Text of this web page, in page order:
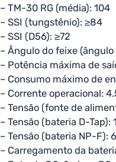
– TM-30 RG (média): 104
– SSI (tungstênio): ≥84
– SSI (D56): ≥72
– Ângulo do feixe (ângulo
– Potência máxima de
– Consumo máximo de
– Corrente operacional:
– Tensão (fonte de
– Tensão (bateria D-Tap):
– Tensão (bateria NP-F):
– Carregamento da